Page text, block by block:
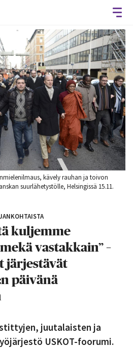
kävely rauhan ja toivon
suurlähetystölle, Helsingissä 15.11.
kuljemme
vastakkain” –
järjestävät
päivänä
juutalaisten ja
USKOT-foorumi.